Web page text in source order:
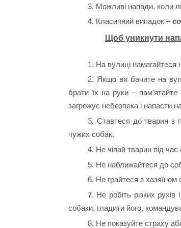
3. Можливі напади, коли
4. Класичний випадок –
Щоб уникнути
1. На вулиці намагайтеся
2. Якщо ви бачите на
брати їх на руки –
загрожує небезпека і напасти
3. Ставтеся до тварин з
чужих собак.
4. Не чіпай тварин під час
5. Не наближайтеся до
6. Не грайтеся з хазяїном
7. Не робіть різких
собаки, гладити його,
8. Не показуйте страху